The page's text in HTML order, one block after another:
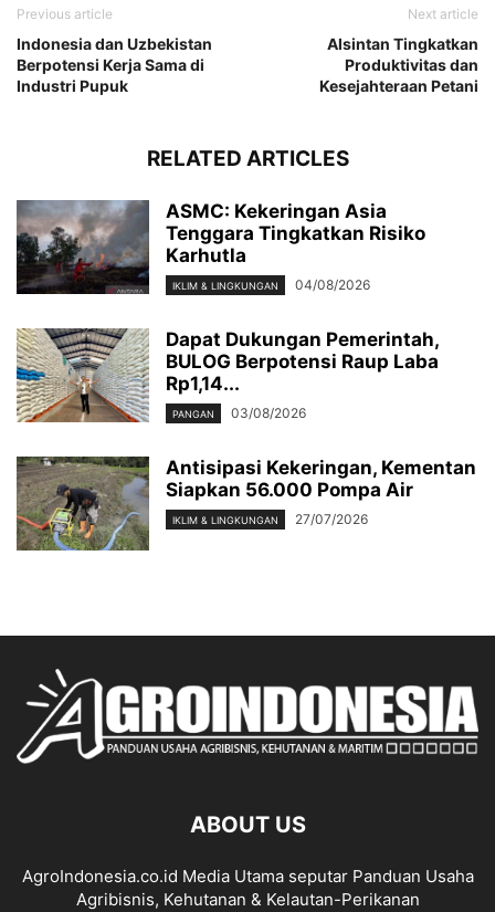
Previous article
Indonesia dan Uzbekistan
Berpotensi Kerja Sama di
Industri Pupuk
Next article
Alsintan Tingkatkan
Produktivitas dan
Kesejahteraan Petani
RELATED ARTICLES
ASMC: Kekeringan Asia
Tenggara Tingkatkan Risiko
Karhutla
IKLIM & LINGKUNGAN 04/08/2026
Dapat Dukungan Pemerintah,
BULOG Berpotensi Raup Laba
Rp1,14...
PANGAN 03/08/2026
Antisipasi Kekeringan, Kementan
Siapkan 56.000 Pompa Air
IKLIM & LINGKUNGAN 27/07/2026
ABOUT US
AgroIndonesia.co.id Media Utama seputar Panduan Usaha
Agribisnis, Kehutanan & Kelautan-Perikanan